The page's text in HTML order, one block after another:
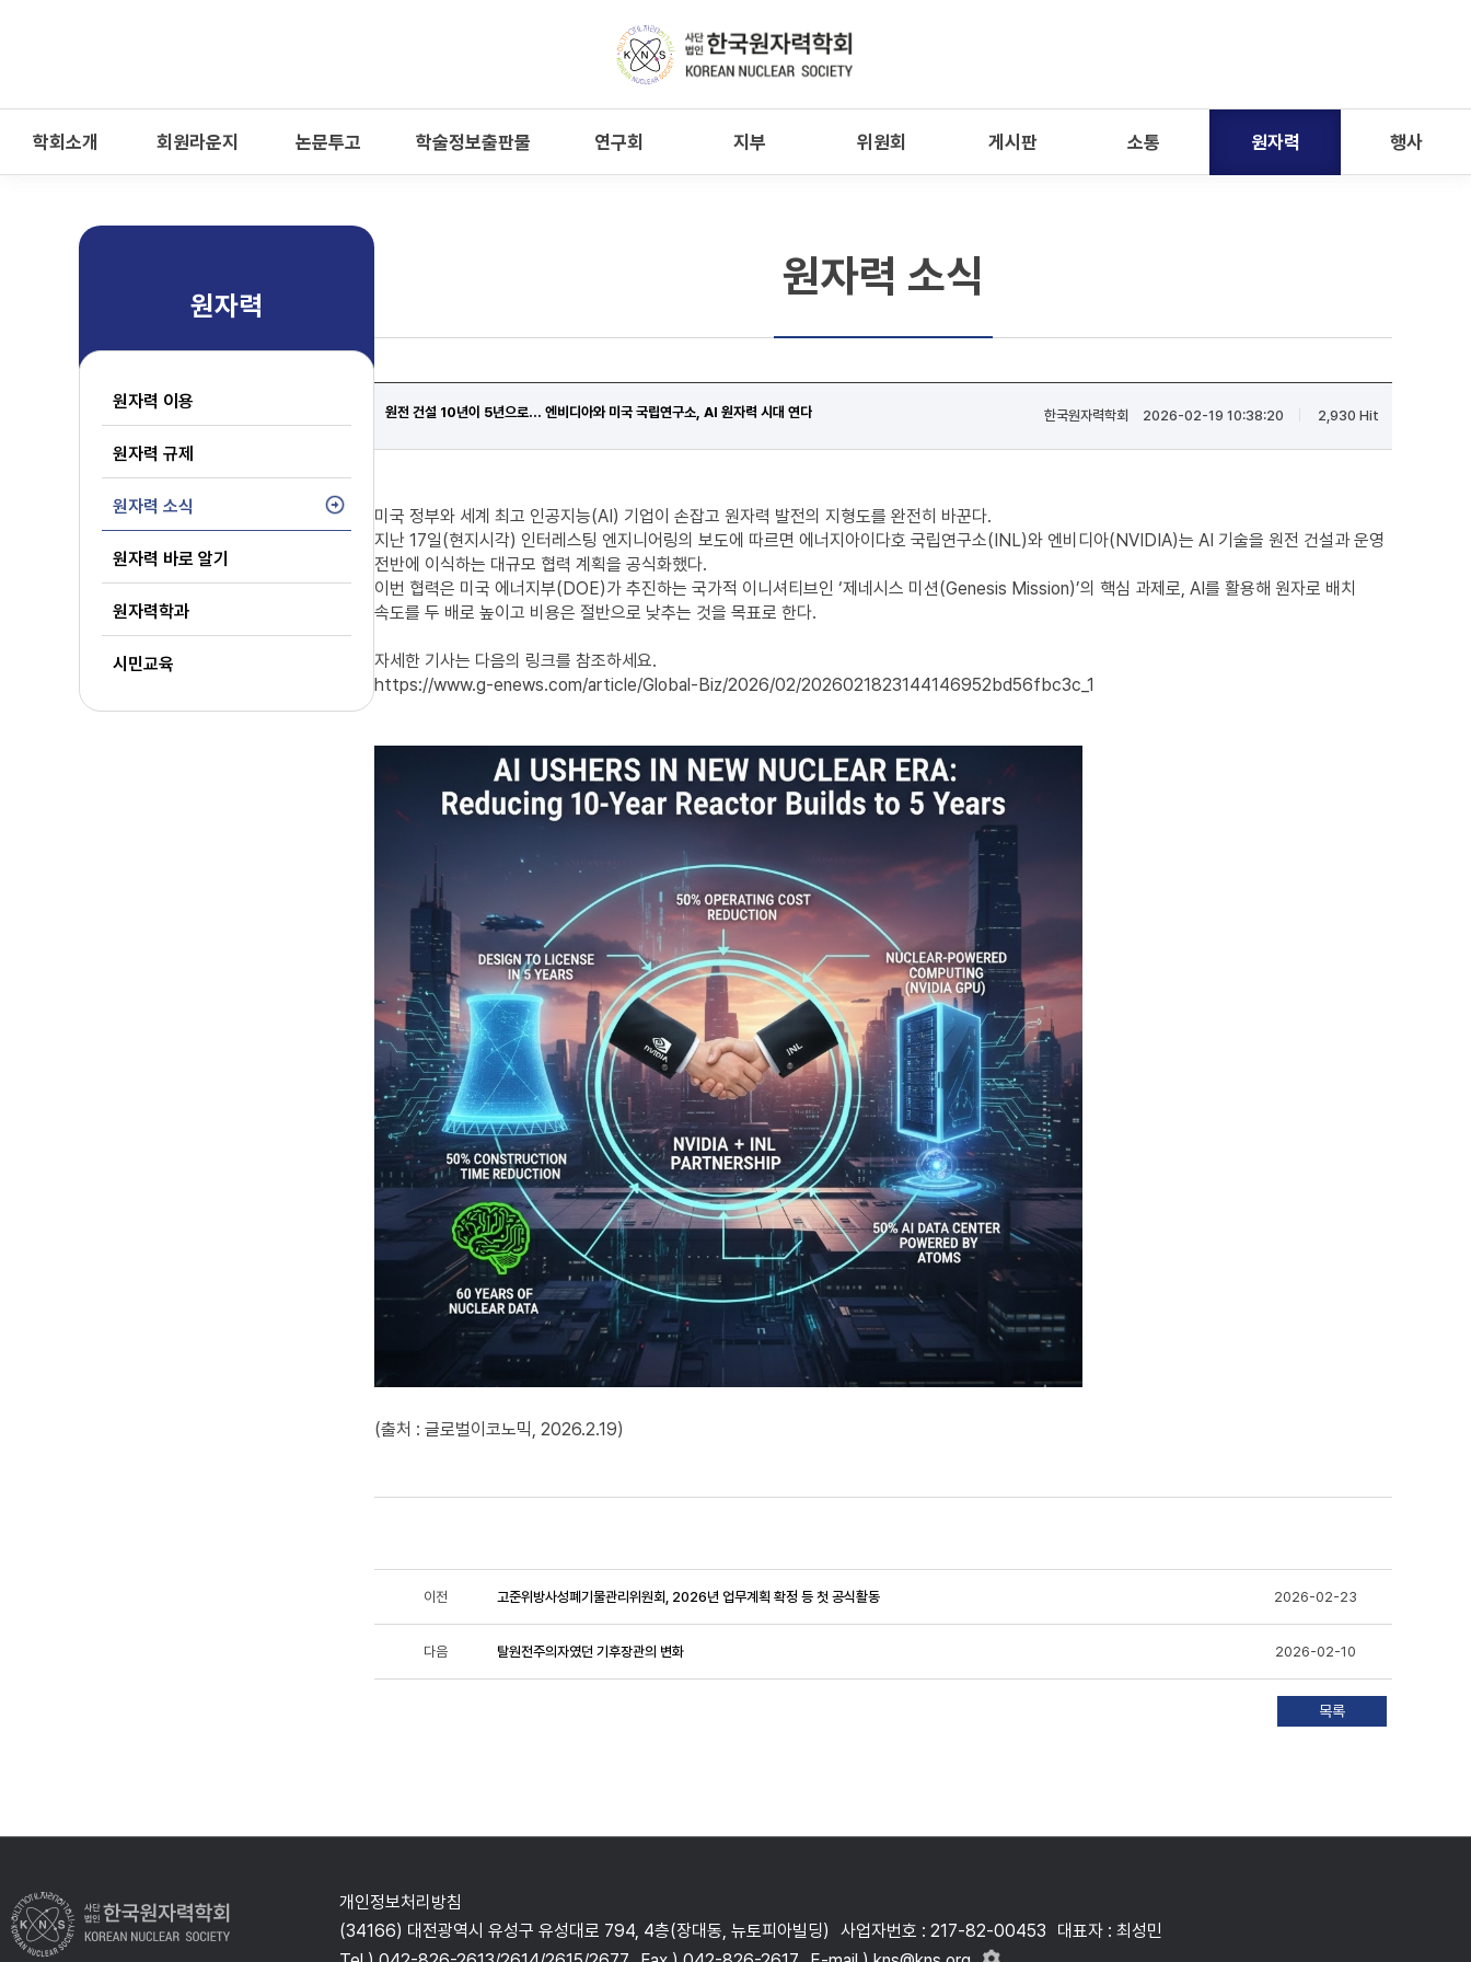
학회소개 회원라운지 논문투고 학술정보출판물 연구회 지부 위원회 게시판 소통 원자력 행사
원자력
원자력 이용
원자력 규제
원자력 소식
원자력 바로 알기
원자력학과
시민교육
원자력 소식
원전 건설 10년이 5년으로... 엔비디아와 미국 국립연구소, AI 원자력 시대 연다 한국원자력학회| 2026-02-19 10:38:20 2,930 Hit
미국 정부와 세계 최고 인공지능(AI) 기업이 손잡고 원자력 발전의 지형도를 완전히 바꾼다.
지난 17일(현지시각) 인터레스팅 엔지니어링의 보도에 따르면 에너지아이다호 국립연구소(INL)와 엔비디아(NVIDIA)는 AI 기술을 원전 건설과 운영
전반에 이식하는 대규모 협력 계획을 공식화했다.
이번 협력은 미국 에너지부(DOE)가 추진하는 국가적 이니셔티브인 ‘제네시스 미션(Genesis Mission)’의 핵심 과제로, AI를 활용해 원자로 배치
속도를 두 배로 높이고 비용은 절반으로 낮추는 것을 목표로 한다.
자세한 기사는 다음의 링크를 참조하세요.
https://www.g-enews.com/article/Global-Biz/2026/02/2026021823144146952bd56fbc3c_1
(출처 : 글로벌이코노믹, 2026.2.19)
이전 고준위방사성폐기물관리위원회, 2026년 업무계획 확정 등 첫 공식활동 2026-02-23
다음 탈원전주의자였던 기후장관의 변화 2026-02-10
개인정보처리방침
(34166) 대전광역시 유성구 유성대로 794, 4층(장대동, 뉴토피아빌딩)
사업자번호 : 217-82-00453
대표자 : 최성민